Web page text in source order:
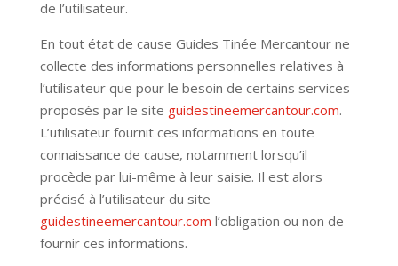
de l’utilisateur.
En tout état de cause Guides Tinée Mercantour ne
collecte des informations personnelles relatives à
l’utilisateur que pour le besoin de certains services
proposés par le site guidestineemercantour.com.
L’utilisateur fournit ces informations en toute
connaissance de cause, notamment lorsqu’il
procède par lui-même à leur saisie. Il est alors
précisé à l’utilisateur du site
guidestineemercantour.com l’obligation ou non de
fournir ces informations.